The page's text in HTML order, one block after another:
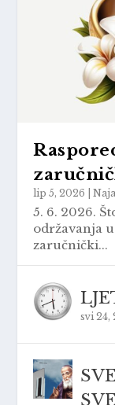
lip 5, 2026 |
5. 6. 2026.
održavanja
zaručnički...
svi 24,